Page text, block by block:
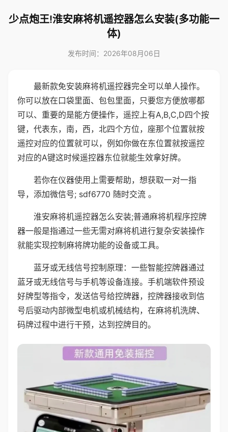
少点炮王!淮安麻将机遥控器怎么安装(多功能一
体)
发布时间：2026年08月06日
最新款免安装麻将机遥控器完全可以单人操作。
你可以放在口袋里面、包包里面，只要您方便放哪都
可以、重要的是能方便操作，遥控上有A,B,C,D四个按
键，代表东，南，西，北四个方位，座那个位置就按
遥控对应的位置就可以，例如你做在东位置就按遥控
对应的A键这时候遥控器东位就能生效拿好牌。
若你在仪器使用上需要帮助，想获取一对一指
导，添加微信号; sdf6770 随时交流 。
淮安麻将机遥控器怎么安装;普通麻将机程序控牌
器一般是指通过一些无需对麻将机进行复杂安装操作
就能实现控制麻将牌功能的设备或工具。
蓝牙或无线信号控制原理：一些智能控牌器通过
蓝牙或无线信号与手机等设备连接。手机端软件预设
好牌型等指令，发送信号给控牌器，控牌器接收到信
号后驱动内部微型电机或机械结构，在麻将机洗牌、
码牌过程中进行干预，达到控牌目的。